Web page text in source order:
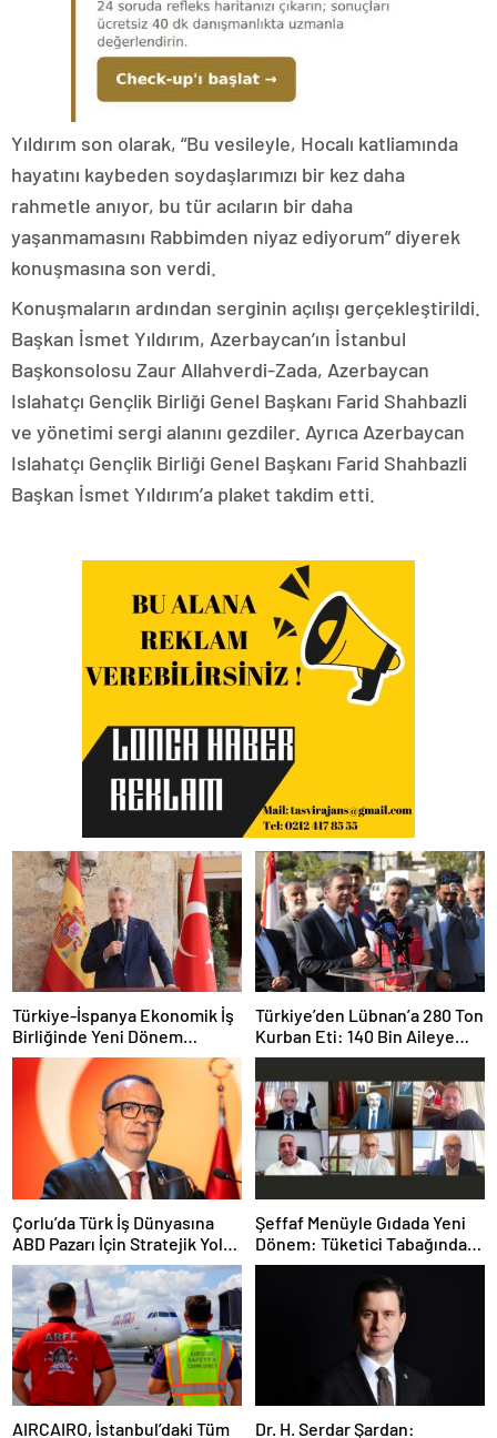
Yıldırım son olarak, “Bu vesileyle, Hocalı katliamında
hayatını kaybeden soydaşlarımızı bir kez daha
rahmetle anıyor, bu tür acıların bir daha
yaşanmamasını Rabbimden niyaz ediyorum” diyerek
konuşmasına son verdi.
Konuşmaların ardından serginin açılışı gerçekleştirildi.
Başkan İsmet Yıldırım, Azerbaycan’ın İstanbul
Başkonsolosu Zaur Allahverdi-Zada, Azerbaycan
Islahatçı Gençlik Birliği Genel Başkanı Farid Shahbazli
ve yönetimi sergi alanını gezdiler. Ayrıca Azerbaycan
Islahatçı Gençlik Birliği Genel Başkanı Farid Shahbazli
Başkan İsmet Yıldırım’a plaket takdim etti.
Türkiye-İspanya Ekonomik İş
Birliğinde Yeni Dönem
Vurgusu
Türkiye’den Lübnan’a 280 Ton
Kurban Eti: 140 Bin Aileye
Ulaştırılacak
Çorlu’da Türk İş Dünyasına
ABD Pazarı İçin Stratejik Yol
Haritası
Şeffaf Menüyle Gıdada Yeni
Dönem: Tüketici Tabağındaki
İçeriği Bilecek
AIRCAIRO, İstanbul’daki Tüm Dr. H. Serdar Şardan: